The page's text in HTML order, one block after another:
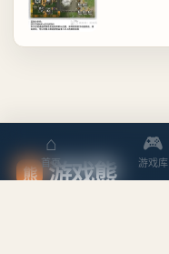
熊 游戏熊
⌂
首页
🎮
游戏库